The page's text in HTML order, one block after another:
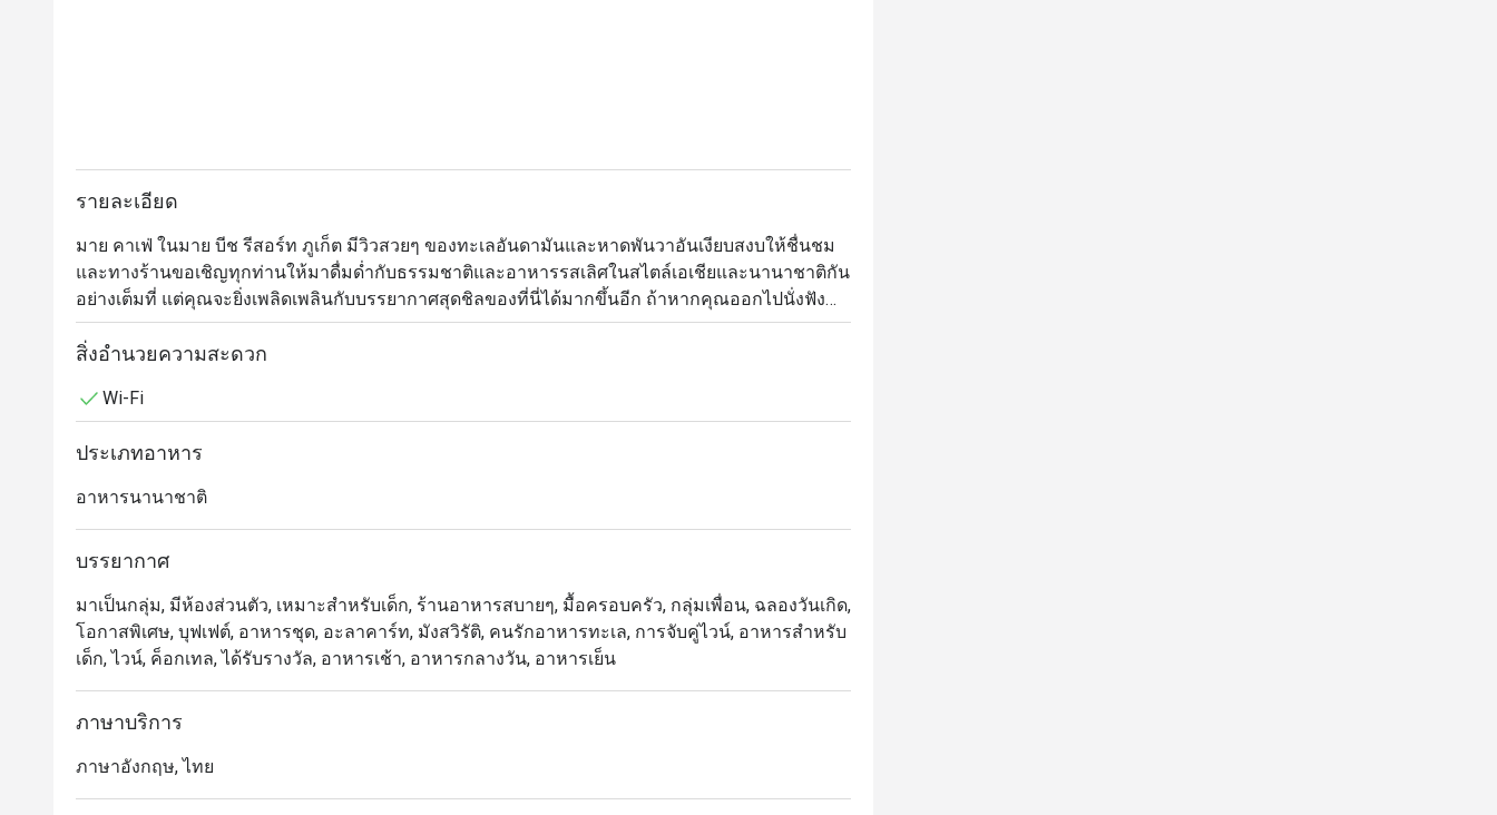
รายละเอียด
มาย คาเฟ่ ในมาย บีช รีสอร์ท ภูเก็ต มีวิวสวยๆ ของทะเลอันดามันและหาดพันวาอันเงียบสงบให้ชื่นชม
และทางร้านขอเชิญทุกท่านให้มาดื่มด่ำกับธรรมชาติและอาหารรสเลิศในสไตล์เอเชียและนานาชาติกัน
อย่างเต็มที่ แต่คุณจะยิ่งเพลิดเพลินกับบรรยากาศสุดชิลของที่นี่ได้มากขึ้นอีก ถ้าหากคุณออกไปนั่งฟัง
เสียงคลื่นที่เก้าอี้ชิงช้าด้านนอก หรือถ้าใครอยากอยู่ในห้องแอร์ก็ไม่ต้องกลัวเหงาเพราะคุณจะได้เห็น
การทำงานของเชฟทุกขั้นตอนจากห้องครัวแบบเปิด มาย คาเฟ่ เป็นร้านแบบออลเดย์ไดนิ่งที่ให้บริการ
สิ่งอำนวยความสะดวก
Wi-Fi
ประเภทอาหาร
อาหารนานาชาติ
บรรยากาศ
มาเป็นกลุ่ม, มีห้องส่วนตัว, เหมาะสำหรับเด็ก, ร้านอาหารสบายๆ, มื้อครอบครัว, กลุ่มเพื่อน, ฉลองวันเกิด,
โอกาสพิเศษ, บุฟเฟต์, อาหารชุด, อะลาคาร์ท, มังสวิรัติ, คนรักอาหารทะเล, การจับคู่ไวน์, อาหารสำหรับ
เด็ก, ไวน์, ค็อกเทล, ได้รับรางวัล, อาหารเช้า, อาหารกลางวัน, อาหารเย็น
ภาษาบริการ
ภาษาอังกฤษ, ไทย